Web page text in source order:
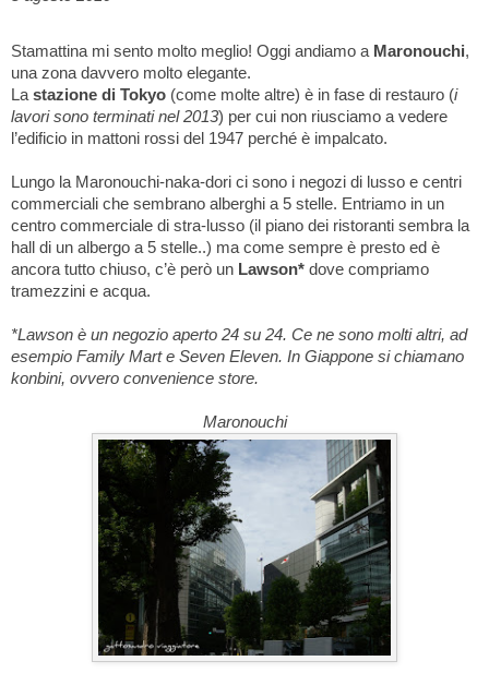
Stamattina mi sento molto meglio! Oggi andiamo a Maronouchi,
una zona davvero molto elegante.
La stazione di Tokyo (come molte altre) è in fase di restauro (i
lavori sono terminati nel 2013) per cui non riusciamo a vedere
l’edificio in mattoni rossi del 1947 perché è impalcato.
Lungo la Maronouchi-naka-dori ci sono i negozi di lusso e centri
commerciali che sembrano alberghi a 5 stelle. Entriamo in un
centro commerciale di stra-lusso (il piano dei ristoranti sembra la
hall di un albergo a 5 stelle..) ma come sempre è presto ed è
ancora tutto chiuso, c’è però un Lawson* dove compriamo
tramezzini e acqua.
*Lawson è un negozio aperto 24 su 24. Ce ne sono molti altri, ad
esempio Family Mart e Seven Eleven. In Giappone si chiamano
konbini, ovvero convenience store.
Maronouchi